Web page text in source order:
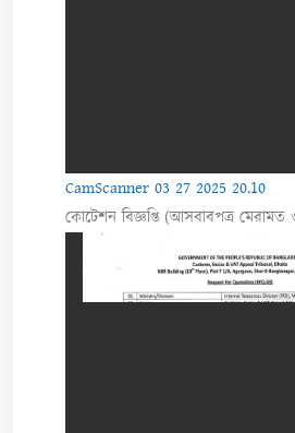
CamScanner 03 27 2025 20.10
কোটেশন বিজ্ঞপ্তি (আসবাবপত্র